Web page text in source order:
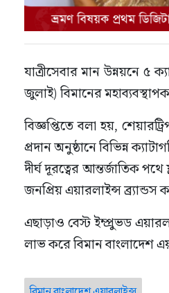
যাত্রীসেবার মান উন্নয়নে ৫
জুলাই) বিমানের
বিজ্ঞপ্তিতে বলা হয়,
প্রদান অনুষ্ঠানে বিভিন্ন
দীর্ঘ দূরত্বের আন্তর্জাতিক পথে
জনপ্রিয় এয়ারলাইন্স
এছাড়াও বেস্ট ইম্প্রুভড
লাভ করে বিমান বাংলাদেশ